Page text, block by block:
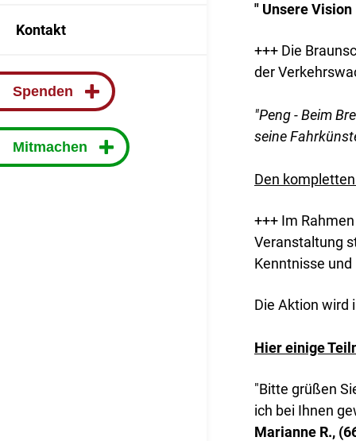
Kontakt
Spenden
Mitmachen
" Unsere
+++ Die
der
"Peng - Beim
seine
Den
+++ Im
Veranstaltung
Kenntnisse
Die Aktion wird
Hier einige
"Bitte grüßen
ich bei Ihnen
Marianne R.,